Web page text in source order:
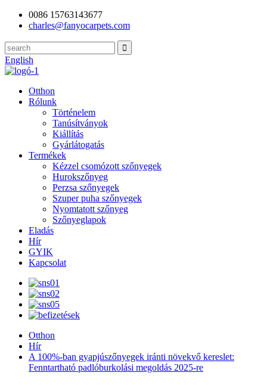
0086 15763143677
charles@fanyocarpets.com
English
Otthon
Rólunk
Történelem
Tanúsítványok
Kiállítás
Gyárlátogatás
Termékek
Kézzel csomózott szőnyegek
Hurokszőnyeg
Perzsa szőnyegek
Szuper puha szőnyegek
Nyomtatott szőnyeg
Szőnyeglapok
Eladás
Hír
GYIK
Kapcsolat
Otthon
Hír
A 100%-ban gyapjúszőnyegek iránti növekvő kereslet:
Fenntartható padlóburkolási megoldás 2025-re